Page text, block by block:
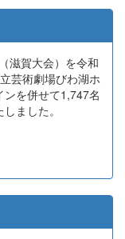
滋賀大会）を令和
芸術劇場びわ湖ホ
を併せて1,747名
ました。